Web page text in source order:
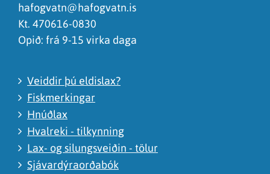
hafogvatn@hafogvatn.is
Kt. 470616-0830
Opið: frá 9-15 virka daga
Veiddir þú eldislax?
Fiskmerkingar
Hnúðlax
Hvalreki - tilkynning
Lax- og silungsveiðin - tölur
Sjávardýraorðabók